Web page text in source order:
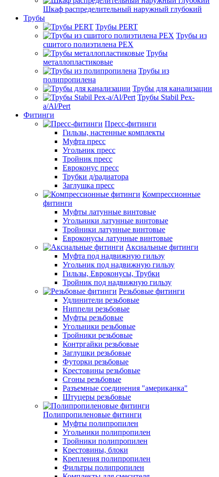
Шкаф распределительный наружный глубокий
Трубы
Трубы PERT
Трубы из
сшитого полиэтилена PEX
Трубы
металлопластиковые
Трубы из
полипропилена
Трубы для канализации
Трубы Stabil Pex-
a/Al/Pert
Фитинги
Пресс-фитинги
Гильзы, настенные комплекты
Муфта пресс
Угольник пресс
Тройник пресс
Евроконус пресс
Трубки д/радиатора
Заглушка пресс
Компрессионные
фитинги
Муфты латунные винтовые
Угольники латунные винтовые
Тройники латунные винтовые
Евроконусы латунные винтовые
Аксиальные фитинги
Муфта под надвижную гильзу
Угольник под надвижную гильзу
Гильзы, Евроконусы, Трубки
Тройник под надвижную гильзу
Резьбовые фитинги
Удлинители резьбовые
Ниппели резьбовые
Муфты резьбовые
Угольники резьбовые
Тройники резьбовые
Контргайки резьбовые
Заглушки резьбовые
Футорки резьбовые
Крестовины резьбовые
Сгоны резьбовые
Разъемные соединения "американка"
Штуцеры резьбовые
Полипропиленовые фитинги
Муфты полипропилен
Угольники полипропилен
Тройники полипропилен
Крестовины, блоки
Крепления полипропилен
Фильтры полипропилен